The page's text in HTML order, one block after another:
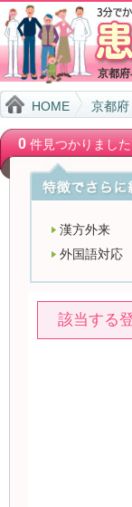
京都
HOME 京都府
0件見つかりました
漢方外来
外国語対応
該当する